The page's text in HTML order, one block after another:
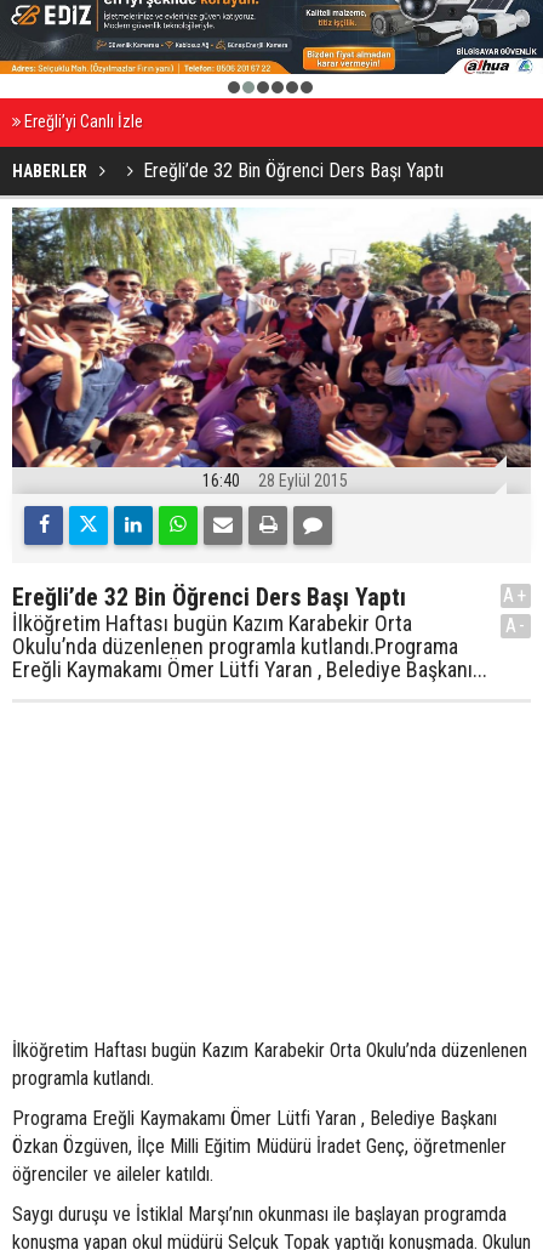
2 3 4 5 6
Ereğli’yi Canlı İzle
HABERLER Ereğli’de 32 Bin Öğrenci Ders Başı Yaptı
16:40 28 Eylül 2015
Ereğli’de 32 Bin Öğrenci Ders Başı Yaptı
İlköğretim Haftası bugün Kazım Karabekir Orta
Okulu’nda düzenlenen programla kutlandı.Programa
Ereğli Kaymakamı Ömer Lütfi Yaran , Belediye Başkanı...
A+
A-
İlköğretim Haftası bugün Kazım Karabekir Orta Okulu’nda düzenlenen
programla kutlandı.
Programa Ereğli Kaymakamı Ömer Lütfi Yaran , Belediye Başkanı
Özkan Özgüven, İlçe Milli Eğitim Müdürü İradet Genç, öğretmenler
öğrenciler ve aileler katıldı.
Saygı duruşu ve İstiklal Marşı’nın okunması ile başlayan programda
konuşma yapan okul müdürü Selçuk Topak yaptığı konuşmada. Okulun